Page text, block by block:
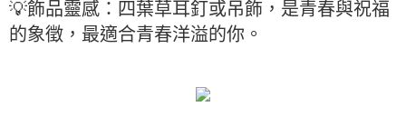
💡飾品靈感：四葉草耳釘或吊飾，是青春與祝福
的象徵，最適合青春洋溢的你。